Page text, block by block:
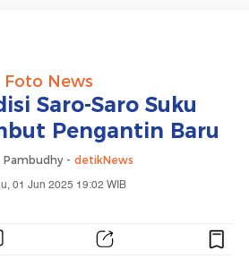
Foto News
Saro-Saro Suku
Pengantin Baru
- detikNews
01 Jun 2025 19:02 WIB